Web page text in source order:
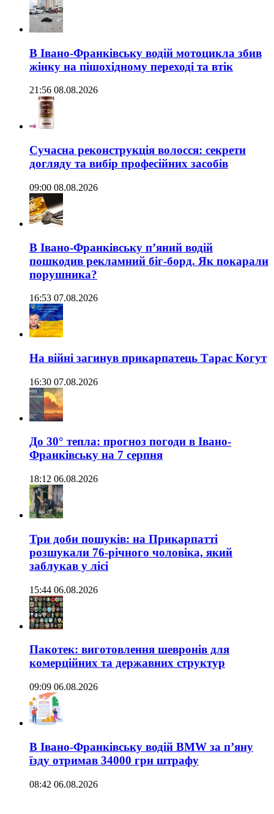
В Івано-Франківську водій мотоцикла збив
жінку на пішохідному переході та втік
21:56 08.08.2026
Сучасна реконструкція волосся: секрети
догляду та вибір професійних засобів
09:00 08.08.2026
В Івано-Франківську п’яний водій
пошкодив рекламний біг-борд. Як покарали
порушника?
16:53 07.08.2026
На війні загинув прикарпатець Тарас Когут
16:30 07.08.2026
До 30° тепла: прогноз погоди в Івано-
Франківську на 7 серпня
18:12 06.08.2026
Три доби пошуків: на Прикарпатті
розшукали 76-річного чоловіка, який
заблукав у лісі
15:44 06.08.2026
Пакотек: виготовлення шевронів для
комерційних та державних структур
09:09 06.08.2026
В Івано-Франківську водій BMW за п’яну
їзду отримав 34000 грн штрафу
08:42 06.08.2026